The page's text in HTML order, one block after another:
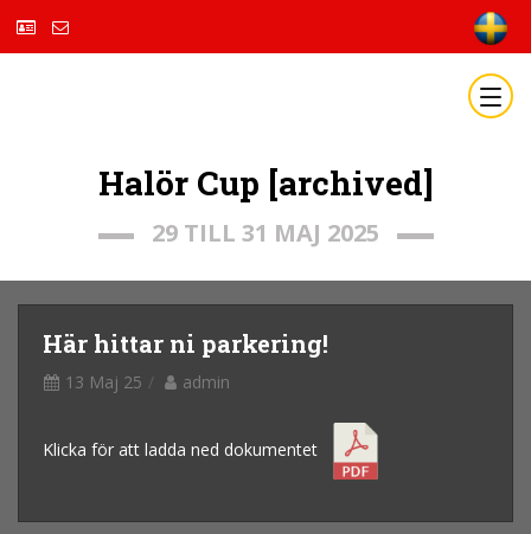
Halör Cup [archived]
29 TILL 31 MAJ 2025
Här hittar ni parkering!
13 Maj 25 admin
Klicka för att ladda ned dokumentet